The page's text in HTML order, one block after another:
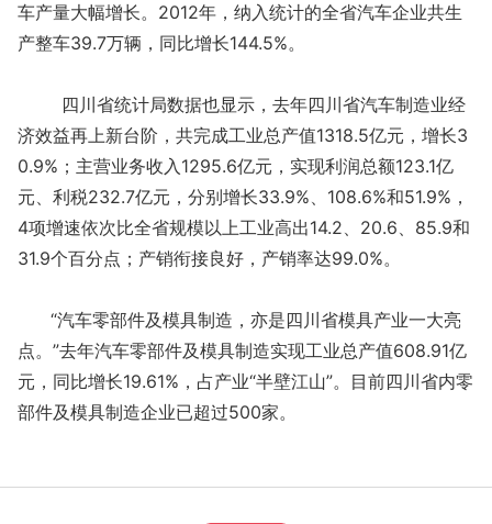
车产量大幅增长。2012年，纳入统计的全省汽车企业共生
产整车39.7万辆，同比增长144.5%。
四川省统计局数据也显示，去年四川省汽车制造业经
济效益再上新台阶，共完成工业总产值1318.5亿元，增长3
0.9%；主营业务收入1295.6亿元，实现利润总额123.1亿
元、利税232.7亿元，分别增长33.9%、108.6%和51.9%，
4项增速依次比全省规模以上工业高出14.2、20.6、85.9和
31.9个百分点；产销衔接良好，产销率达99.0%。
“汽车零部件及模具制造，亦是四川省模具产业一大亮
点。”去年汽车零部件及模具制造实现工业总产值608.91亿
元，同比增长19.61%，占产业“半壁江山”。目前四川省内零
部件及模具制造企业已超过500家。